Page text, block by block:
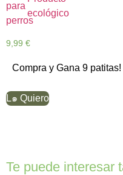
9,99 €
Compra y Gana 9 patitas!
L๑ Quiero
Te puede interesar